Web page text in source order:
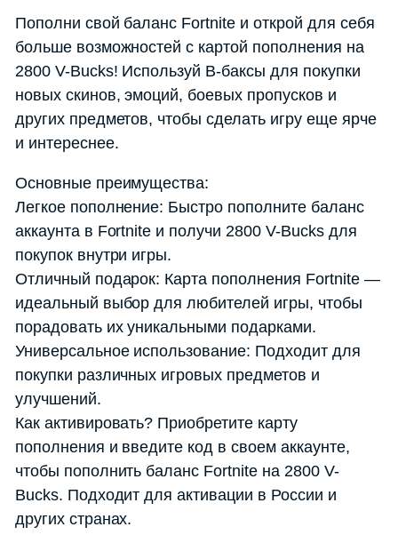
Пополни свой баланс Fortnite и открой для себя
больше возможностей с картой пополнения на
2800 V-Bucks! Используй В-баксы для покупки
новых скинов, эмоций, боевых пропусков и
других предметов, чтобы сделать игру еще ярче
и интереснее.
Основные преимущества:
Легкое пополнение: Быстро пополните баланс
аккаунта в Fortnite и получи 2800 V-Bucks для
покупок внутри игры.
Отличный подарок: Карта пополнения Fortnite —
идеальный выбор для любителей игры, чтобы
порадовать их уникальными подарками.
Универсальное использование: Подходит для
покупки различных игровых предметов и
улучшений.
Как активировать? Приобретите карту
пополнения и введите код в своем аккаунте,
чтобы пополнить баланс Fortnite на 2800 V-
Bucks. Подходит для активации в России и
других странах.